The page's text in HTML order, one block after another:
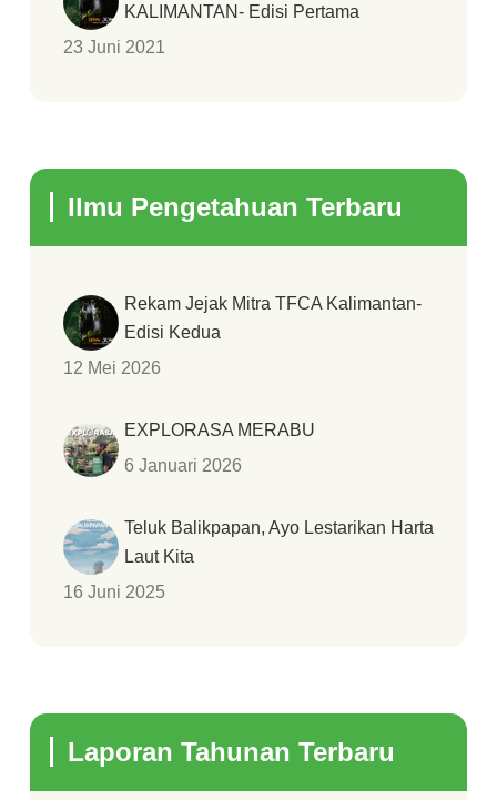
KALIMANTAN- Edisi Pertama
23 Juni 2021
Ilmu Pengetahuan Terbaru
Rekam Jejak Mitra TFCA Kalimantan-
Edisi Kedua
12 Mei 2026
EXPLORASA MERABU
6 Januari 2026
Teluk Balikpapan, Ayo Lestarikan Harta
Laut Kita
16 Juni 2025
Laporan Tahunan Terbaru